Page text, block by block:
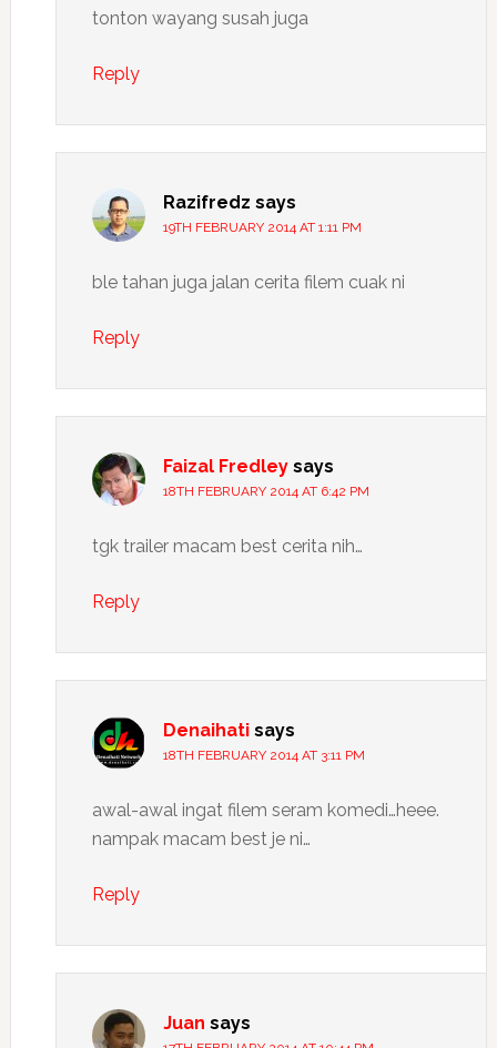
tonton wayang susah juga
Reply
Razifredz says
19TH FEBRUARY 2014 AT 1:11 PM
ble tahan juga jalan cerita filem cuak ni
Reply
Faizal Fredley says
18TH FEBRUARY 2014 AT 6:42 PM
tgk trailer macam best cerita nih…
Reply
Denaihati says
18TH FEBRUARY 2014 AT 3:11 PM
awal-awal ingat filem seram komedi…heee.
nampak macam best je ni…
Reply
Juan says